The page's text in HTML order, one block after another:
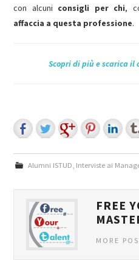
con alcuni consigli per chi,
affaccia a questa professione.
Scopri di più e scarica
Alumni ISTUD Interviste ai
FREE
MORE